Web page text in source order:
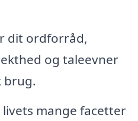
dit ordforråd,
og taleevner
brug.
mange facetter